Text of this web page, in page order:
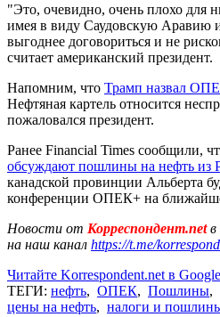
"Это, очевидно, очень плохо для
имея в виду Саудовскую Аравию
выгоднее договориться и не
считает американский президент.
Напомним, что Трамп назвал
Нефтяная картель относится
пожаловался президент.
Ранее Financial Times сообщили,
обсуждают пошлины на нефть из
канадской провинции Альберта
конференции ОПЕК+ на
Новости от Корреспондент.netв
на наш канал https://t.me/
Читайте Korrespondent.net в
ТЕГИ: нефть, ОПЕК, Пошлины,
цены на нефть, налоги и